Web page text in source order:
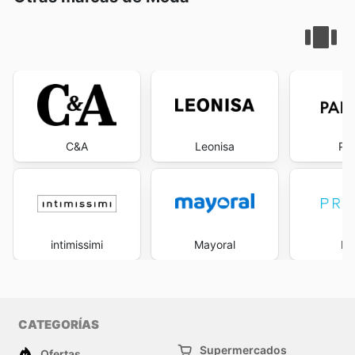
C&A
intimissimi
Leonisa
Mayoral
CATEGORÍAS
Supermercados